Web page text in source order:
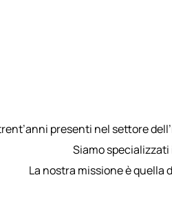
presenti nel settore
Siamo
La nostra missione è quella